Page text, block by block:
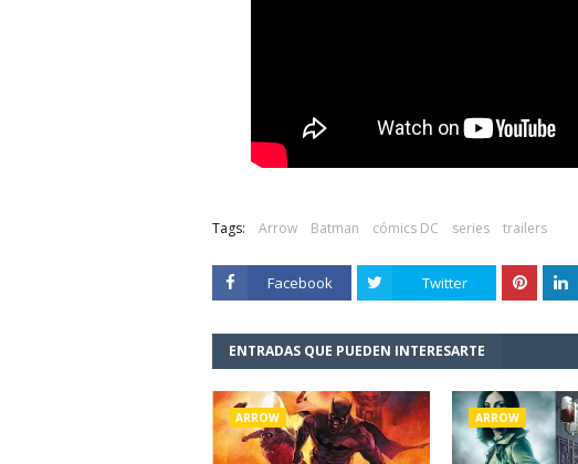
Tags: Arrow Batman cómics DC series trailers
Facebook Twitter
ENTRADAS QUE PUEDEN INTERESARTE
ARROW ARROW